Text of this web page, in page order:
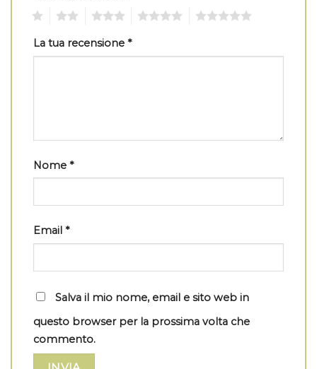
La tua recensione *
Nome *
Email *
Salva il mio nome, email e sito web in
questo browser per la prossima volta che
commento.